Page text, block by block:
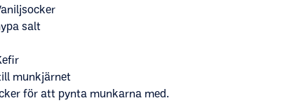
salt
munkjärnet
för att pynta munkarna med.